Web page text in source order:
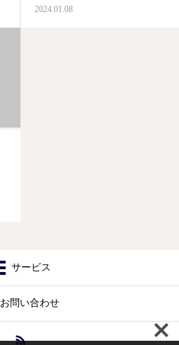
2024.01.08
サービス
お問い合わせ